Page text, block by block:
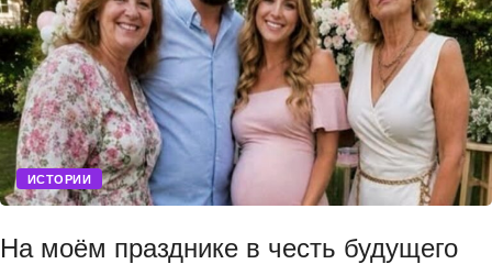
ИСТОРИИ
На моём празднике в честь будущего